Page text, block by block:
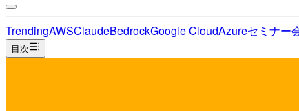
TrendingAWSClaudeBedrockGoogle CloudAzureセミナー
目次